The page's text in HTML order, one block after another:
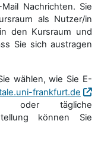
Nachrichten. Sie
als Nutzer/in
den Kursraum und
Sie sich austragen
wählen, wie Sie E-
frankfurt.de
oder tägliche
können Sie